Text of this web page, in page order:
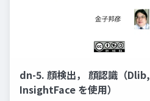
dn-5. 顔検出， 顔認識（Dlib,
InsightFace を使用）